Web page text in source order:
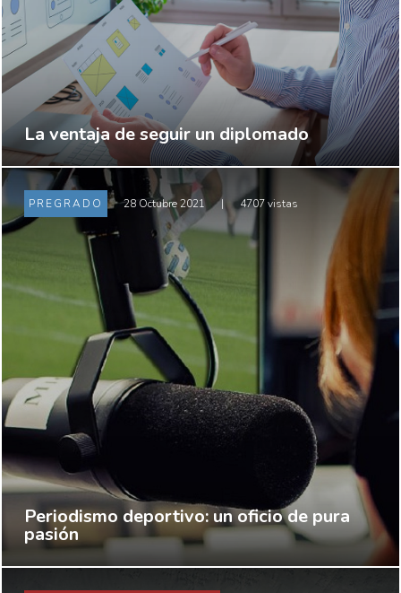
La ventaja de seguir un diplomado
PREGRADO 28 Octubre 2021 | 4707 vistas
Periodismo deportivo: un oficio de pura
pasión